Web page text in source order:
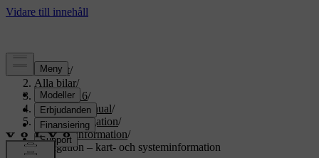
Support/
Alla bilar/
XC70 2016/
Användarmanual/
Sensus Navigation/
Systeminformation/
Navigation – kart- och systeminformation